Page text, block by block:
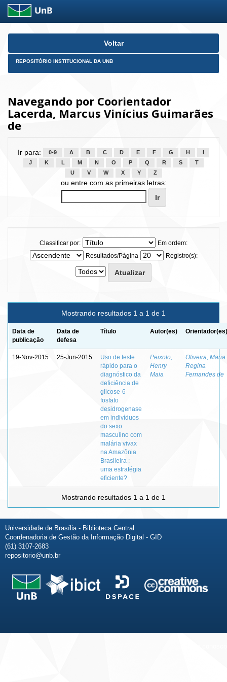
Skip
Voltar
REPOSITÓRIO INSTITUCIONAL DA UNB
Navegando por Coorientador
Lacerda, Marcus Vinícius Guimarães
de
Ir para: 0-9 A B C D E F G H
J
K L M N O P Q R S
T
U
V W X Y Z
ou entre com as primeiras letras:
Classificar por:
Em ordem:
Resultados/Página
Registro(s):
Mostrando resultados 1 a 1 de 1
Data de
publicação
Data de
defesa
Título Autor(es) Orientador(es)
19-Nov-2015 25-Jun-2015
Uso de teste
rápido para o
diagnóstico da
deficiência de
glicose-6-
fosfato
desidrogenase
em indivíduos
do sexo
masculino com
malária vivax
na Amazônia
Brasileira :
uma estratégia
eficiente?
Peixoto,
Henry
Maia
Oliveira, Maria
Regina
Fernandes de
Mostrando resultados 1 a 1 de 1
Universidade de Brasília - Biblioteca Central
Coordenadoria de Gestão da Informação Digital - GID
(61) 3107-2683
repositorio@unb.br